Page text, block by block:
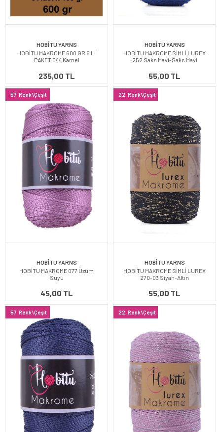
HOBİTU YARNS
HOBİTU MAKROME 600 GR 6 Lİ
PAKET 044 Kamel
235,00 TL
HOBİTU YARNS
HOBİTU MAKROME SİMLİ LUREX
252 Saks Mavi-Saks Mavi
55,00 TL
57 Renk\Çeşit
HOBİTU YARNS
HOBİTU MAKROME 077 Üzüm
Suyu
45,00 TL
22 Renk\Çeşit
HOBİTU YARNS
HOBİTU MAKROME SİMLİ LUREX
270-03 Siyah-Altın
55,00 TL
57 Renk\Çeşit 22 Renk\Çeşit